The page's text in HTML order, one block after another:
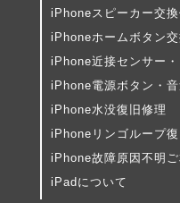
iPhoneスピーカー交換
iPhoneホームボタン
iPhone近接センサー
iPhone電源ボタン・
iPhone水没復旧修理
iPhoneリンゴループ
iPhone故障原因不明ご
iPadについて